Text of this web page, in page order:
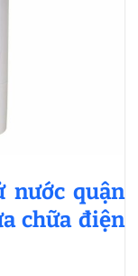
nước quận
chữa điện